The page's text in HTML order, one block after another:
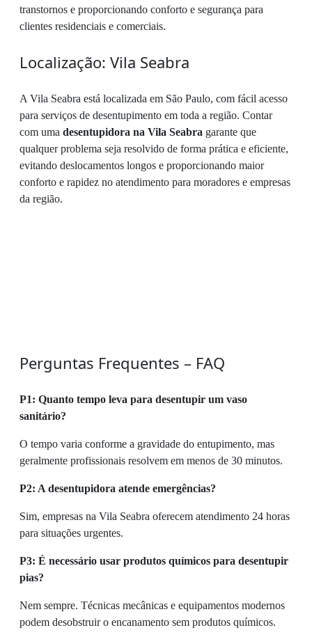
transtornos e proporcionando conforto e segurança para
clientes residenciais e comerciais.
Localização: Vila Seabra
A Vila Seabra está localizada em São Paulo, com fácil acesso
para serviços de desentupimento em toda a região. Contar
com uma desentupidora na Vila Seabra garante que
qualquer problema seja resolvido de forma prática e eficiente,
evitando deslocamentos longos e proporcionando maior
conforto e rapidez no atendimento para moradores e empresas
da região.
Perguntas Frequentes – FAQ
P1: Quanto tempo leva para desentupir um vaso
sanitário?
O tempo varia conforme a gravidade do entupimento, mas
geralmente profissionais resolvem em menos de 30 minutos.
P2: A desentupidora atende emergências?
Sim, empresas na Vila Seabra oferecem atendimento 24 horas
para situações urgentes.
P3: É necessário usar produtos químicos para desentupir
pias?
Nem sempre. Técnicas mecânicas e equipamentos modernos
podem desobstruir o encanamento sem produtos químicos.